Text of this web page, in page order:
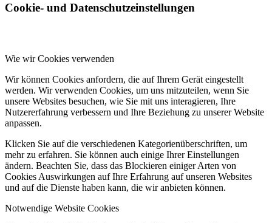
Cookie- und Datenschutzeinstellungen
Wie wir Cookies verwenden
Wir können Cookies anfordern, die auf Ihrem Gerät eingestellt
werden. Wir verwenden Cookies, um uns mitzuteilen, wenn Sie
unsere Websites besuchen, wie Sie mit uns interagieren, Ihre
Nutzererfahrung verbessern und Ihre Beziehung zu unserer Website
anpassen.
Klicken Sie auf die verschiedenen Kategorienüberschriften, um
mehr zu erfahren. Sie können auch einige Ihrer Einstellungen
ändern. Beachten Sie, dass das Blockieren einiger Arten von
Cookies Auswirkungen auf Ihre Erfahrung auf unseren Websites
und auf die Dienste haben kann, die wir anbieten können.
Notwendige Website Cookies